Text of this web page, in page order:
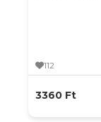
112
3360 Ft